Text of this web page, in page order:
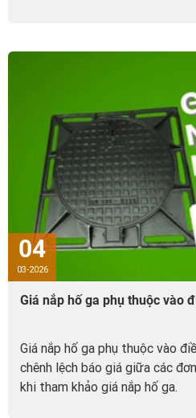
04
03-2026
Giá nắp hố ga phụ thuộc vào
Giá nắp hố ga phụ thuộc vào
chênh lệch báo giá giữa các
khi tham khảo giá nắp hố ga.